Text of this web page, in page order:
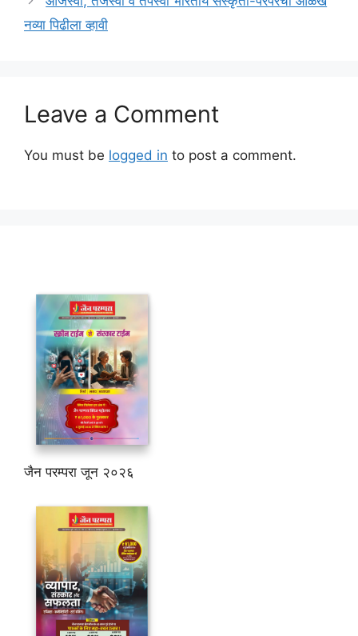
नव्या पिढीला व्हावी
Leave a Comment
You must be logged in to post a comment.
जैन परम्परा जून २०२६